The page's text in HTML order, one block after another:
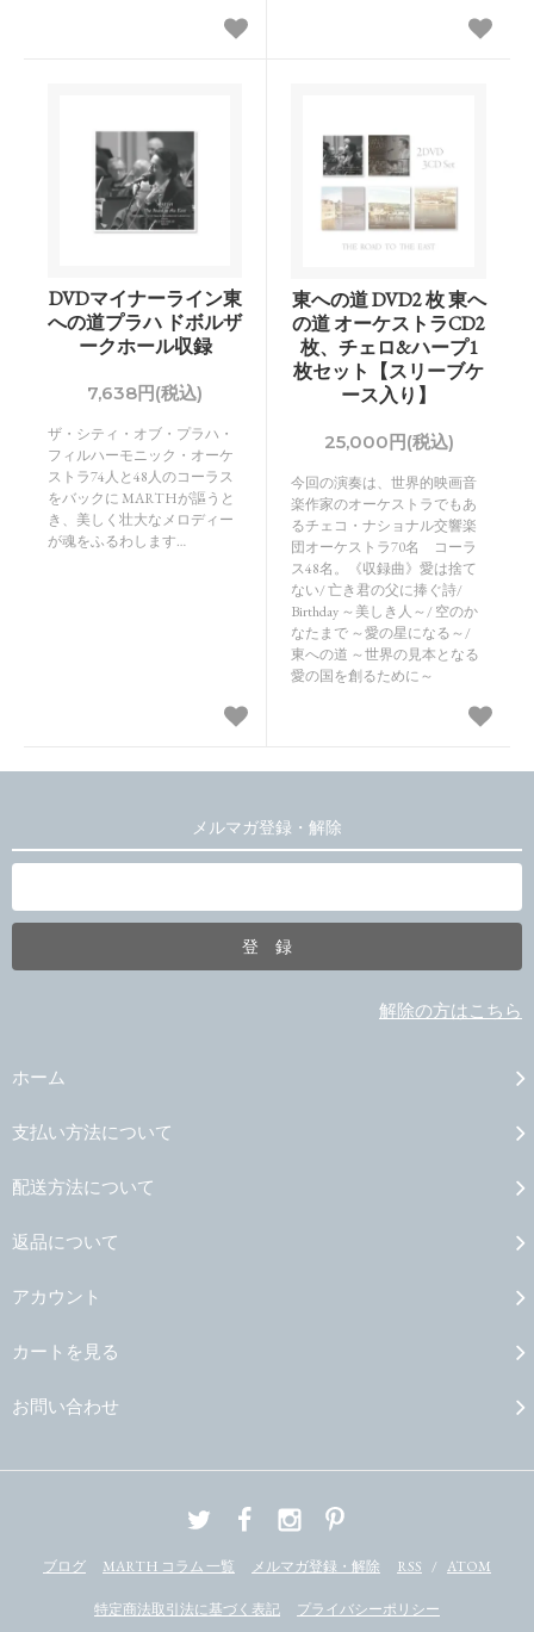
DVDマイナーライン東
への道プラハ ドボルザ
ークホール収録
7,638円(税込)
ザ・シティ・オブ・プラハ・
フィルハーモニック・オーケ
ストラ74人と48人のコーラス
をバックに MARTHが謳うと
き、美しく壮大なメロディー
が魂をふるわします…
東への道 DVD2 枚 東へ
の道 オーケストラCD2
枚、チェロ&ハープ1
枚セット【スリーブケ
ース入り】
25,000円(税込)
今回の演奏は、世界的映画音
楽作家のオーケストラでもあ
るチェコ・ナショナル交響楽
団オーケストラ70名 コーラ
ス48名。《収録曲》愛は捨て
ない/ 亡き君の父に捧ぐ詩/
Birthday ～美しき人～/ 空のか
なたまで ～愛の星になる～/
東への道 ～世界の見本となる
愛の国を創るために～
メルマガ登録・解除
解除の方はこちら
ホーム
支払い方法について
配送方法について
返品について
アカウント
カートを見る
お問い合わせ
ブログ MARTH コラム 一覧 メルマガ登録・解除 RSS / ATOM
特定商法取引法に基づく表記 プライバシーポリシー